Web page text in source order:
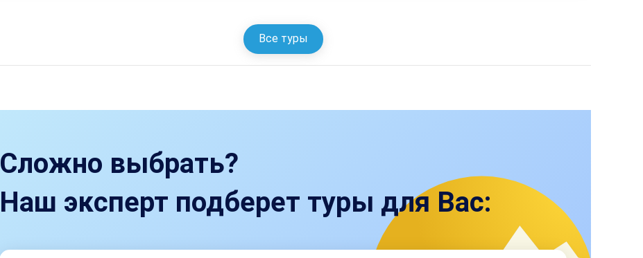
Все туры
Сложно выбрать?
Наш эксперт подберет туры для Вас: